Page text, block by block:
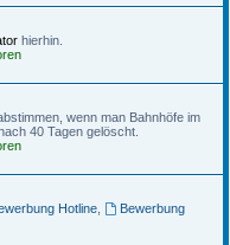
hierhin.
wenn man Bahnhöfe im
40 Tagen gelöscht.
Hotline,
Bewerbung